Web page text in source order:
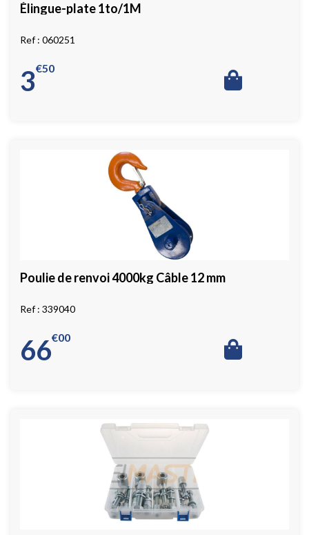
Élingue-plate 1to/1M
060251
3 50
€
Poulie de renvoi 4000kg Câble 12 mm
339040
66 00
€